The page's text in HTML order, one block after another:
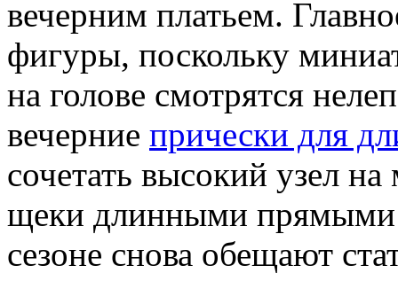
вечерним платьем.
фигуры, поскольку
на голове смотрятся
вечерние прически для
сочетать высокий узел
щеки длинными прямыми
сезоне снова обещают